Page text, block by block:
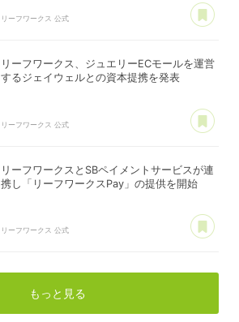
リーフワークス 公式
リーフワークス、ジュエリーECモールを運営
するジェイウェルとの資本提携を発表
リーフワークス 公式
リーフワークスとSBペイメントサービスが連
携し「リーフワークスPay」の提供を開始
リーフワークス 公式
もっと見る